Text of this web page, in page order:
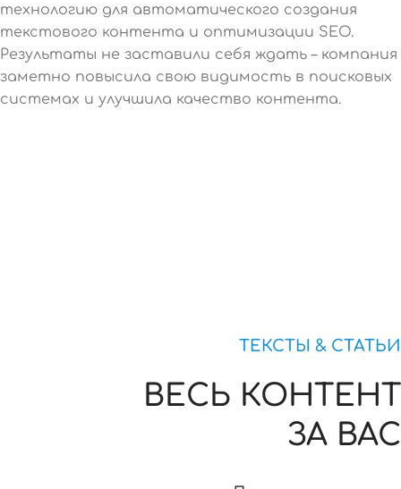
технологию для автоматического создания
текстового контента и оптимизации SEO.
Результаты не заставили себя ждать – компания
заметно повысила свою видимость в поисковых
системах и улучшила качество контента.
ТЕКСТЫ & СТАТЬИ
ВЕСЬ КОНТЕНТ
ЗА ВАС